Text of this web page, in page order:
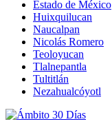
Estado de México
Huixquilucan
Naucalpan
Nicolás Romero
Teoloyucan
Tlalnepantla
Tultitlán
Nezahualcóyotl